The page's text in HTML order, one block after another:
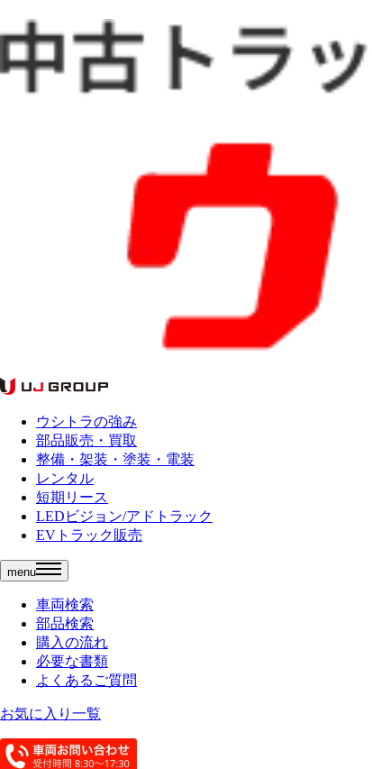
ウシトラの強み
部品販売・買取
整備・架装・塗装・電装
レンタル
短期リース
LEDビジョン/アドトラック
EVトラック販売
menu
車両検索
部品検索
購入の流れ
必要な書類
よくあるご質問
お気に入り一覧